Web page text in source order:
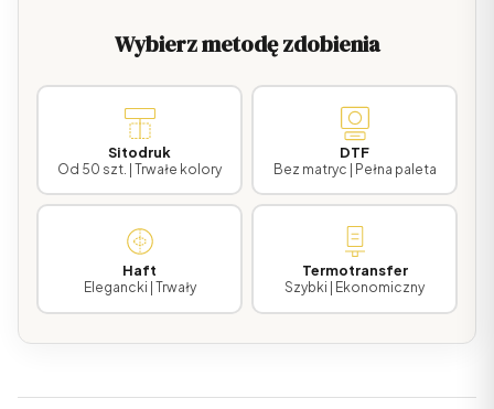
Wybierz metodę zdobienia
Sitodruk
Od 50 szt. | Trwałe kolory
DTF
Bez matryc | Pełna paleta
Haft
Elegancki | Trwały
Termotransfer
Szybki | Ekonomiczny